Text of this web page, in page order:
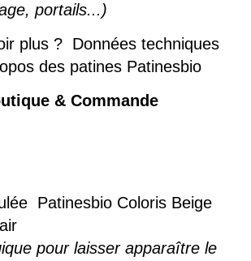
portails...)
plus ?Données techniques
des patines Patinesbio
& Commande
Patinesbio Coloris Beige
pour laisser apparaître le